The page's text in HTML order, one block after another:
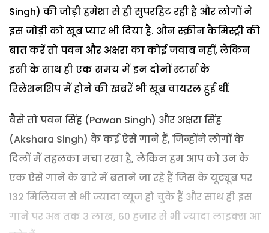
Singh) की जोड़ी हमेशा से ही सुपरहिट रही है और लोगों ने
इस जोड़ी को खूब प्यार भी दिया है. औन स्क्रीन कैमिस्ट्री की
बात करें तो पवन और अक्षरा का कोई जवाब नहीं, लेकिन
इसी के साथ ही एक समय में इन दोनों स्टार्स के
रिलेशनशिप में होने की खबरें भी खूब वायरल हुई थीं.
वैसे तो पवन सिंह (Pawan Singh) और अक्षरा सिंह
(Akshara Singh) के कई ऐसे गाने हैं, जिन्होंने लोगों के
दिलों में तहलका मचा रखा है, लेकिन हम आप को उन के
एक ऐसे गाने के बारे में बताने जा रहे हैं जिस के यूट्यूब पर
132 मिलियन से भी ज्यादा व्यूज हो चुके हैं और साथ ही इस
गाने पर अब तक 3 लाख, 60 हजार से भी ज्यादा लाइक्स आ